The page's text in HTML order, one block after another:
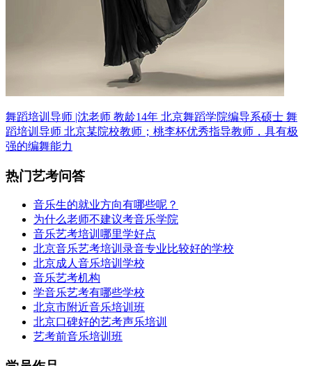
舞蹈培训导师 |沈老师 教龄14年 北京舞蹈学院编导系硕士 舞
蹈培训导师 北京某院校教师；桃李杯优秀指导教师，具有极
强的编舞能力
热门艺考问答
音乐生的就业方向有哪些呢？
为什么老师不建议考音乐学院
音乐艺考培训哪里学好点
北京音乐艺考培训录音专业比较好的学校
北京成人音乐培训学校
音乐艺考机构
学音乐艺考有哪些学校
北京市附近音乐培训班
北京口碑好的艺考声乐培训
艺考前音乐培训班